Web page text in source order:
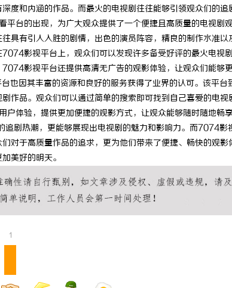
度和内涵的作品。而最火的电视剧往往能够引领观众们的追
台的出现，为广大观众提供了一个便捷且高质量的电视剧
具有引人入胜的剧情，出色的演员阵容，精良的制作水准以
影视平台上，观众们可以发现许多备受好评的最火电视
影视平台还提供高清无广告的观影体验，让观众们能够
也因其丰富的资源和良好的服务获得了业界的认可。该平台
作品。观众们可以通过简单的搜索即可找到自己喜爱的电视
体验，提供更加便捷的观影方式，让观众能够随时随地畅
剧热潮，更能够展现出电视剧的魅力和影响力。而7074影
对于高质量作品的追求，更为他们带来了便捷、畅快的观影
美好的明天。
1